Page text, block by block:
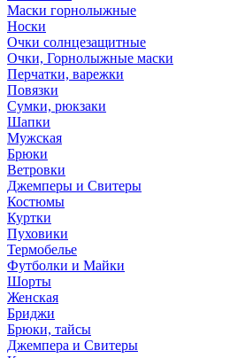
Маски горнолыжные
Носки
Очки солнцезащитные
Очки, Горнолыжные маски
Перчатки, варежки
Повязки
Сумки, рюкзаки
Шапки
Мужская
Брюки
Ветровки
Джемперы и Свитеры
Костюмы
Куртки
Пуховики
Термобелье
Футболки и Майки
Шорты
Женская
Бриджи
Брюки, тайсы
Джемпера и Свитеры